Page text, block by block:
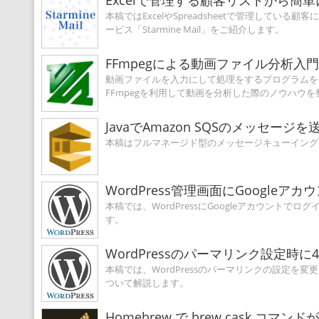
本稿ではExcelやSpreadsheetで管理している顧客
ービス「Starmine Mail」をご紹介します。
FFmpegによる動画ファイル分析入門
動画ファイルを入力にして処理をするプログラム
FFmpegを利用して動画を分析した際のノウハウ
JavaでAmazon SQSのメッセージを
本稿はフルマネージド型のメッセージキューイン
WordPress管理画面にGoogleアカ
本稿では、WordPressにGoogleアカウントでログ
す。
WordPressのパーマリンク設定時に
本稿では、WordPressのパーマリンクの設定を変
ついて解説します。